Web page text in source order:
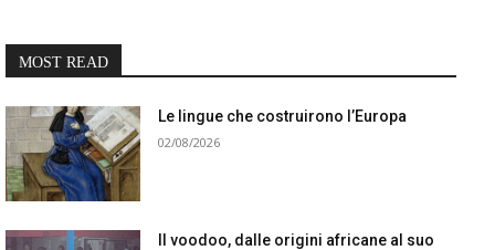
MOST READ
Le lingue che costruirono l’Europa
02/08/2026
Il voodoo, dalle origini africane al suo